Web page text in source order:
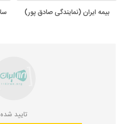
بیمه ایران (نمایندگی صادق پور)
تایید شده